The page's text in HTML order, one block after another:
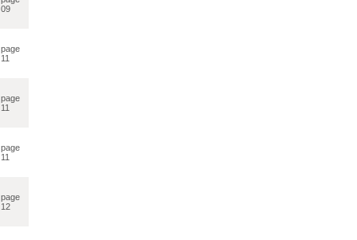
09
page
11
page
11
page
11
page
12